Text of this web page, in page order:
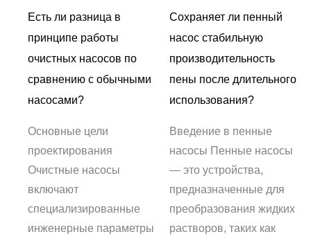
Есть ли разница в
принципе работы
очистных насосов по
сравнению с обычными
насосами?
Основные цели
проектирования
Очистные насосы
включают
специализированные
инженерные параметры
Сохраняет ли пенный
насос стабильную
производительность
пены после длительного
использования?
Введение в пенные
насосы Пенные насосы
— это устройства,
предназначенные для
преобразования жидких
растворов, таких как